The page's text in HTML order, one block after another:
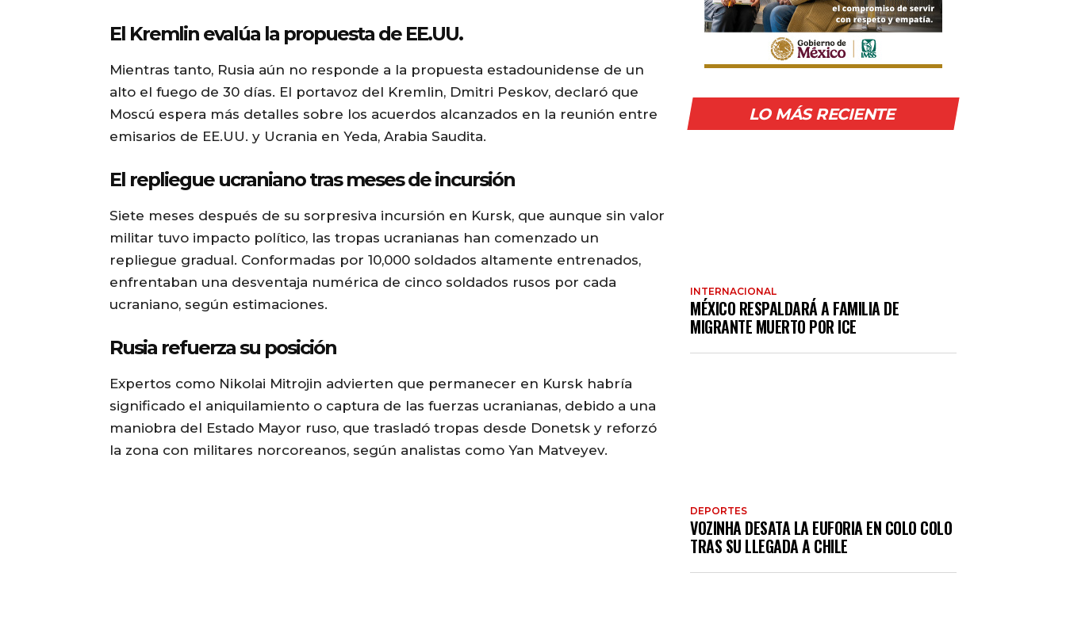
El Kremlin evalúa la propuesta de EE.UU.
Mientras tanto, Rusia aún no responde a la propuesta estadounidense de un
alto el fuego de 30 días. El portavoz del Kremlin, Dmitri Peskov, declaró que
Moscú espera más detalles sobre los acuerdos alcanzados en la reunión entre
emisarios de EE.UU. y Ucrania en Yeda, Arabia Saudita.
El repliegue ucraniano tras meses de incursión
Siete meses después de su sorpresiva incursión en Kursk, que aunque sin valor
militar tuvo impacto político, las tropas ucranianas han comenzado un
repliegue gradual. Conformadas por 10,000 soldados altamente entrenados,
enfrentaban una desventaja numérica de cinco soldados rusos por cada
ucraniano, según estimaciones.
Rusia refuerza su posición
Expertos como Nikolai Mitrojin advierten que permanecer en Kursk habría
significado el aniquilamiento o captura de las fuerzas ucranianas, debido a una
maniobra del Estado Mayor ruso, que trasladó tropas desde Donetsk y reforzó
la zona con militares norcoreanos, según analistas como Yan Matveyev.
LO MÁS RECIENTE
INTERNACIONAL
MÉXICO RESPALDARÁ A FAMILIA DE
MIGRANTE MUERTO POR ICE
DEPORTES
VOZINHA DESATA LA EUFORIA EN COLO COLO
TRAS SU LLEGADA A CHILE